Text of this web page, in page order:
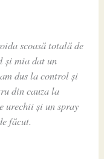
scoasă totală de
și mia dat un
dus la control și
din cauza la
urechii și un spray
făcut.